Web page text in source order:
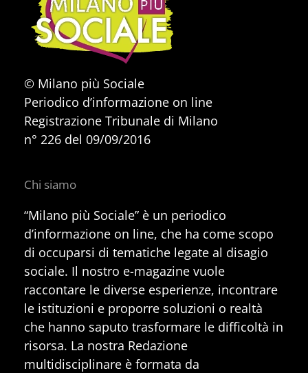
© Milano più Sociale
Periodico d’informazione on line
Registrazione Tribunale di Milano
n° 226 del 09/09/2016
Chi siamo
“Milano più Sociale” è un periodico
d’informazione on line, che ha come scopo
di occuparsi di tematiche legate al disagio
sociale. Il nostro e-magazine vuole
raccontare le diverse esperienze, incontrare
le istituzioni e proporre soluzioni o realtà
che hanno saputo trasformare le difficoltà in
risorsa. La nostra Redazione
multidisciplinare è formata da